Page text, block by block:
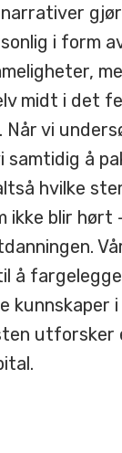
i form
midt i det
Når vi
samtidig å
hvilke
ikke blir hørt
å
kunnskaper i
utforsker